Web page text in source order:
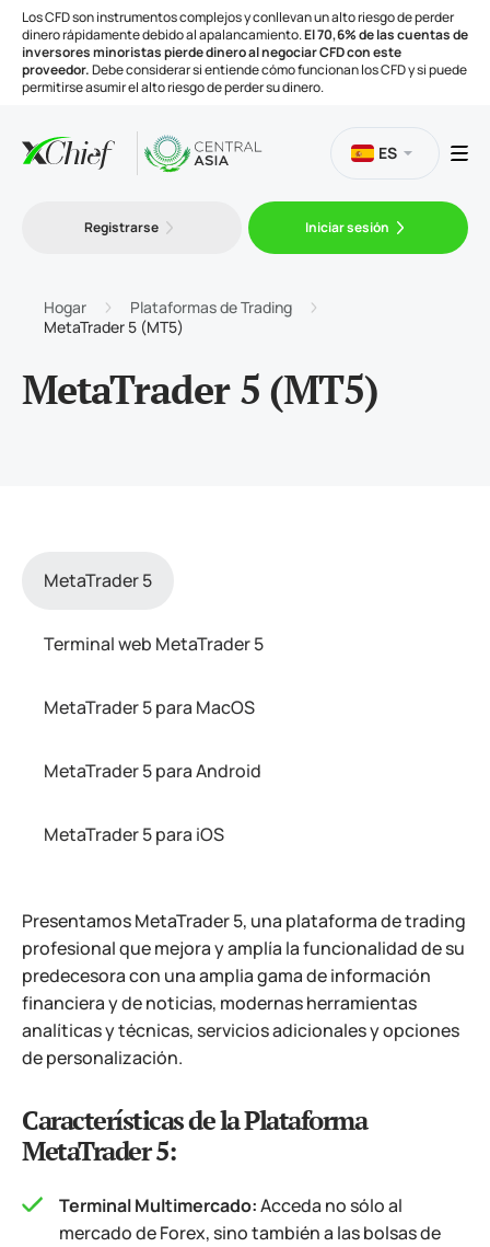
Los CFD son instrumentos complejos y conllevan un alto riesgo de perder
dinero rápidamente debido al apalancamiento.El 70,6% de las cuentas de
inversores minoristas pierde dinero al negociar CFD con este
proveedor.Debe considerar si entiende cómo funcionan los CFD y si puede
permitirse asumir el alto riesgo de perder su dinero.
ES
Registrarse Iniciar sesión
Hogar
Plataformas de Trading
MetaTrader 5 (MT5)
MetaTrader 5 (MT5)
MetaTrader 5
Terminal web MetaTrader 5
MetaTrader 5 para MacOS
MetaTrader 5 para Android
MetaTrader 5 para iOS
Presentamos MetaTrader 5, una plataforma de trading
profesional que mejora y amplía la funcionalidad de su
predecesora con una amplia gama de información
financiera y de noticias, modernas herramientas
analíticas y técnicas, servicios adicionales y opciones
de personalización.
Características de la Plataforma
MetaTrader 5:
Terminal Multimercado:Acceda no sólo al
mercado de Forex, sino también a las bolsas de